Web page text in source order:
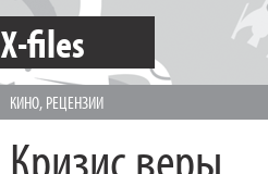
X-files
КИНО, РЕЦЕНЗИИ
Кризис веры